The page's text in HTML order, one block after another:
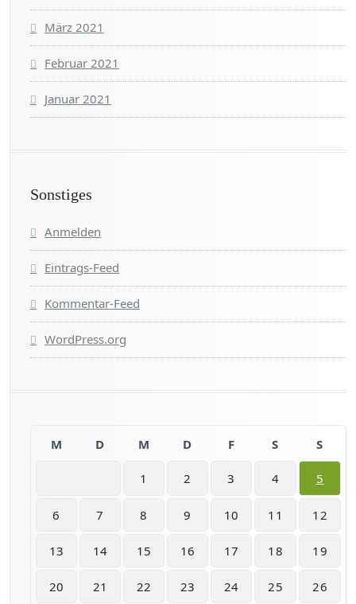
März 2021
Februar 2021
Januar 2021
Sonstiges
Anmelden
Eintrags-Feed
Kommentar-Feed
WordPress.org
M D M D F S S
1 2 3 4 5
6 7 8 9 10 11 12
13 14 15 16 17 18 19
20 21 22 23 24 25 26